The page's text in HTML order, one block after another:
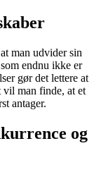
man udvider sin
endnu ikke er
gør det lettere at
vil man finde, at et
antager.
og